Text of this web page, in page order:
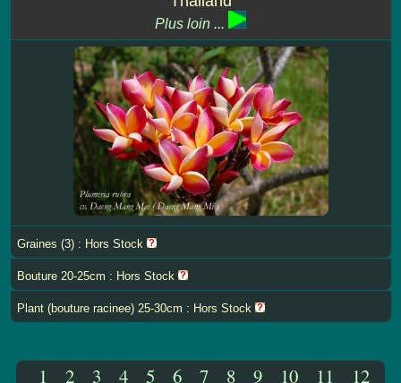
Plus loin ...
Graines (3) : Hors Stock
Bouture 20-25cm : Hors Stock
Plant (bouture racinee) 25-30cm : Hors Stock
1 2 3 4 5 6 7 8 9 10 11 12